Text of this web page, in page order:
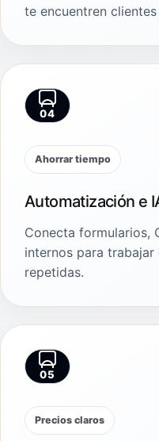
te encuentren
04
Ahorrar tiempo
Automatización e
Conecta formularios,
internos para trabajar
repetidas.
05
Precios claros